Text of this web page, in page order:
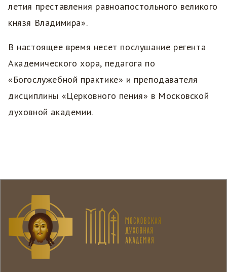
летия преставления равноапостольного великого
князя Владимира».
В настоящее время несет послушание регента
Академического хора, педагога по
«Богослужебной практике» и преподавателя
дисциплины «Церковного пения» в Московской
духовной академии.